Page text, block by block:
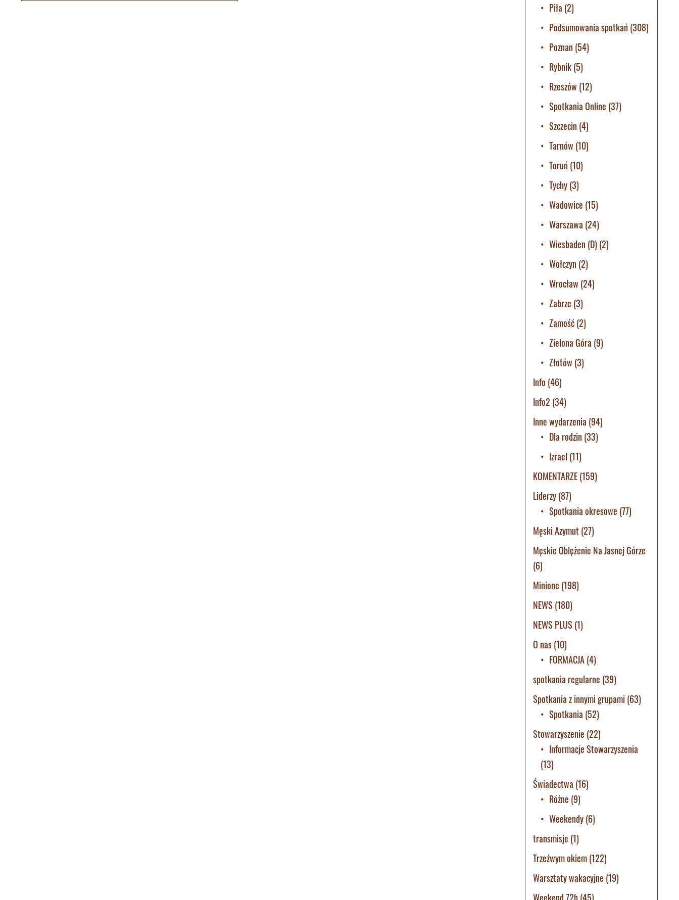
Piła (2)
Podsumowania spotkań (308)
Poznan (54)
Rybnik(5)
Rzeszów (12)
Spotkania Online (37)
Szczecin (4)
Tarnów (10)
Toruń (10)
Tychy(3)
Wadowice (15)
Warszawa (24)
Wiesbaden (D) (2)
Wołczyn (2)
Wrocław (24)
Zabrze (3)
Zamość(2)
Zielona Góra (9)
Złotów (3)
Info (46)
Info2 (34)
Inne wydarzenia (94)
Dla rodzin (33)
Izrael (11)
KOMENTARZE(159)
Liderzy(87)
Spotkania okresowe (77)
Męski Azymut (27)
Męskie Oblężenie Na Jasnej Górze
(6)
Minione (198)
NEWS (180)
NEWS PLUS (1)
O nas(10)
FORMACJA(4)
spotkania regularne (39)
Spotkania z innymi grupami (63)
Spotkania (52)
Stowarzyszenie (22)
Informacje Stowarzyszenia
(13)
Świadectwa (16)
Różne (9)
Weekendy(6)
transmisje (1)
Trzeźwym okiem(122)
Warsztaty wakacyjne (19)
Weekend 72h(45)